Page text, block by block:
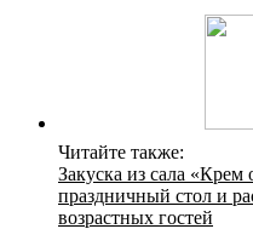
Читайте также:
Закуска из сала
праздничный стол и
возрастных гостей